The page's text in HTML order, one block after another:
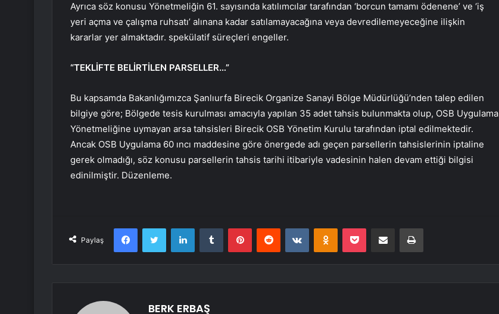
Ayrıca söz konusu Yönetmeliğin 61. sayısında katılımcılar tarafından ‘borcun tamamı ödenene’ ve ‘iş
yeri açma ve çalışma ruhsatı’ alınana kadar satılamayacağına veya devredilemeyeceğine ilişkin
kararlar yer almaktadır. spekülatif süreçleri engeller.
“TEKLİFTE BELİRTİLEN PARSELLER…”
Bu kapsamda Bakanlığımızca Şanlıurfa Birecik Organize Sanayi Bölge Müdürlüğü’nden talep edilen
bilgiye göre; Bölgede tesis kurulması amacıyla yapılan 35 adet tahsis bulunmakta olup, OSB Uygulama
Yönetmeliğine uymayan arsa tahsisleri Birecik OSB Yönetim Kurulu tarafından iptal edilmektedir.
Ancak OSB Uygulama 60 ıncı maddesine göre önergede adı geçen parsellerin tahsislerinin iptaline
gerek olmadığı, söz konusu parsellerin tahsis tarihi itibariyle vadesinin halen devam ettiği bilgisi
edinilmiştir. Düzenleme.
Paylaş
FacebookTwitter LinkedInTumblr PinterestReddit VKontakteOdnoklassniki
Pocket E-Posta ile paylaş Yazdır
BERK ERBAŞ